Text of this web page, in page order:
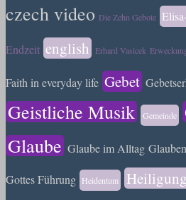
czech video Die Zehn Gebote
Endzeit english Erhard Vasicek
Faith in everyday life Gebet
Geistliche Musik Gemeinde
Glaube Glaube im Alltag
Gottes Führung Heidentum Heiligung